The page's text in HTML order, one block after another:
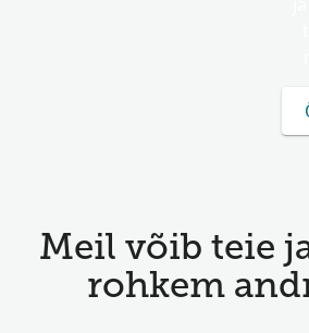
Meil võib teie
rohkem